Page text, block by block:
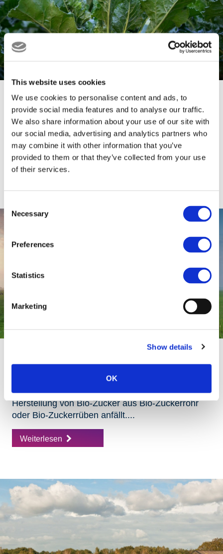
This website uses cookies
We use cookies to personalise content and ads, to
provide social media features and to analyse our traffic.
We also share information about your use of our site with
our social media, advertising and analytics partners who
may combine it with other information that you’ve
provided to them or that they’ve collected from your use
of their services.
Selection
Necessary
Preferences
Statistics
Marketing
Show details
OK
Zuckerrübenmelasse
Zuckerrübenmelasse ist ein Nebenprodukt,
welches bei der Gewinnung von Zucker aus
Zuckerrüben anfällt....
Weiterlesen
Bio-Melasse (aus kontrolliert biologischem
Anbau) ist ein Nebenprodukt, welches bei der
Herstellung von Bio-Zucker aus Bio-Zuckerrohr
oder Bio-Zuckerrüben anfällt....
Weiterlesen